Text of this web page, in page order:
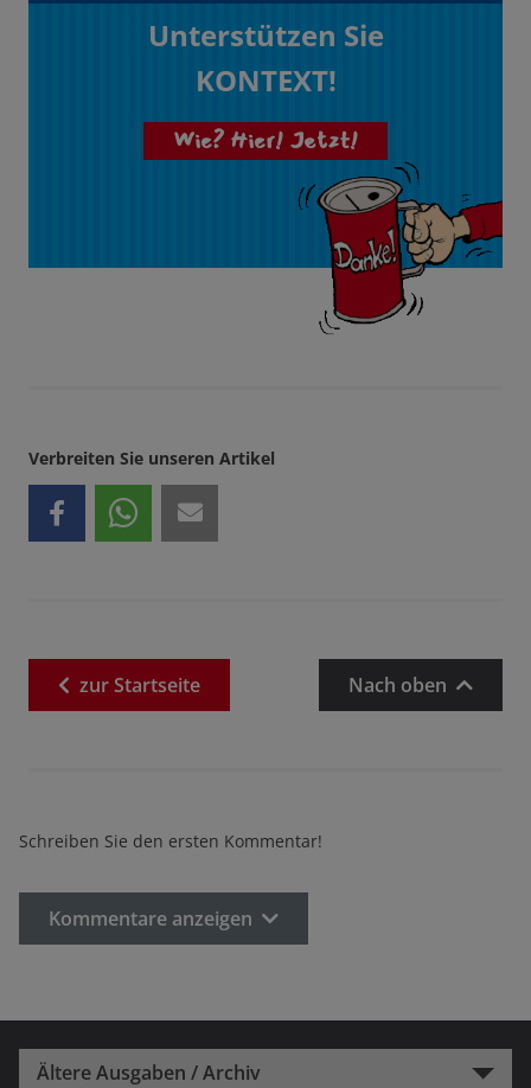
Unterstützen Sie
KONTEXT!
Wie? Hier! Jetzt!
Verbreiten Sie unseren Artikel
zurStartseite Nach oben
Schreiben Sie den ersten Kommentar!
Kommentare anzeigen
Ältere Ausgaben / Archiv